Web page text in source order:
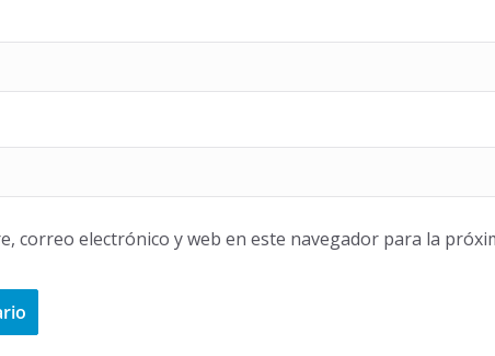
correo electrónico y web en este navegador para la